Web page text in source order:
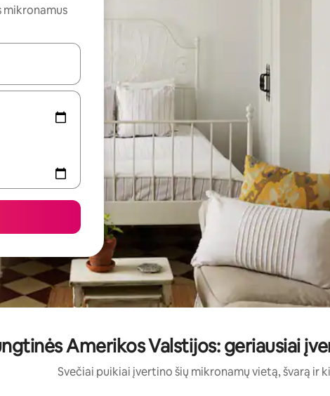
mikronamus
naršyti galite naudodami rodykles aukštyn ir žemyn arba liesdami ir
Amerikos Valstijos: geriausiai
Svečiai puikiai įvertino šių mikronamų vietą, švarą ir